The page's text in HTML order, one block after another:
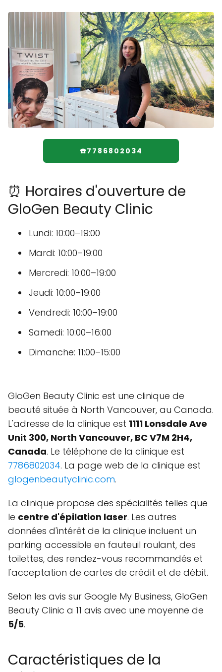
☎️7786802034
⏰ Horaires d'ouverture de
GloGen Beauty Clinic
Lundi: 10:00–19:00
Mardi: 10:00–19:00
Mercredi: 10:00–19:00
Jeudi: 10:00–19:00
Vendredi: 10:00–19:00
Samedi: 10:00–16:00
Dimanche: 11:00–15:00
GloGen Beauty Clinic est une clinique de
beauté située à North Vancouver, au Canada.
L'adresse de la clinique est 1111 Lonsdale Ave
Unit 300, North Vancouver, BC V7M 2H4,
Canada. Le téléphone de la clinique est
7786802034. La page web de la clinique est
glogenbeautyclinic.com.
La clinique propose des spécialités telles que
le centre d'épilation laser. Les autres
données d'intérêt de la clinique incluent un
parking accessible en fauteuil roulant, des
toilettes, des rendez-vous recommandés et
l'acceptation de cartes de crédit et de débit.
Selon les avis sur Google My Business, GloGen
Beauty Clinic a 11 avis avec une moyenne de
5/5.
Caractéristiques de la